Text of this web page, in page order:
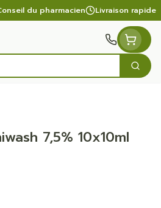
du pharmacien Livraison rapide
7,5% 10x10ml